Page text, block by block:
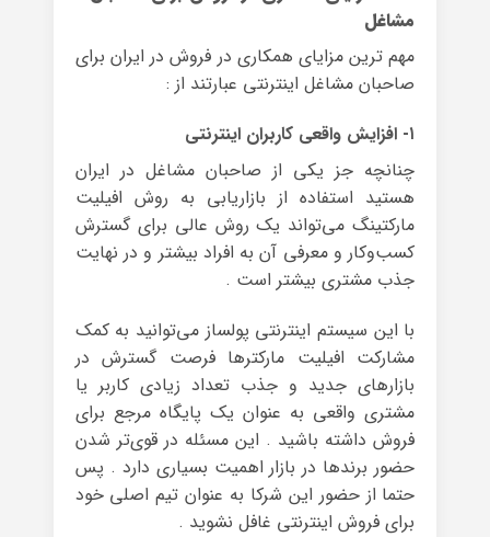
مشاغل
مهم ترین مزایای همکاری در فروش در ایران برای
صاحبان مشاغل اینترنتی عبارتند از :
۱- افزایش واقعی کاربران اینترنتی
چنانچه جز یکی از صاحبان مشاغل در ایران
هستید استفاده از بازاریابی به روش افیلیت
مارکتینگ می‌تواند یک روش عالی برای گسترش
کسب‌وکار و معرفی آن به افراد بیشتر و در نهایت
جذب مشتری بیشتر است .
با این سیستم اینترنتی پولساز می‌توانید به کمک
مشارکت افیلیت مارکترها فرصت گسترش در
بازارهای جدید و جذب تعداد زیادی کاربر یا
مشتری واقعی به عنوان یک پایگاه مرجع برای
فروش داشته باشید . این مسئله در قوی‌تر شدن
حضور برندها در بازار اهمیت بسیاری دارد . پس
حتما از حضور این شرکا به عنوان تیم اصلی خود
برای فروش اینترنتی غافل نشوید .